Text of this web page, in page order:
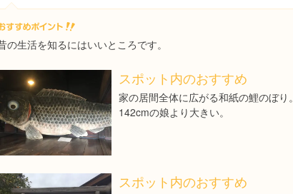
Places
の生活を知るにはいいところです。
スポット内のおすすめ
家の居間全体に広がる和紙の鯉のぼり。
142cmの娘より大きい。
スポット内のおすすめ